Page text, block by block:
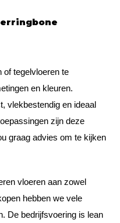
of tegelvloeren te
en kleuren.
vlekbestendig en ideaal
zijn deze
graag advies om te kijken
vloeren aan zowel
hebben we vele
De bedrijfsvoering is lean